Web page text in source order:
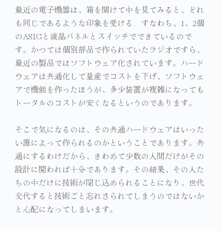
最近の電子機器は、箱を開けて中を見てみると、どれ
も同じであるような印象を受ける．すなわち、1、2個
のASICと液晶パネルとスイッチでできているので
す。かつては個別部品で作られていたラジオですら、
最近の製品ではソフトウェア化されています。ハード
ウェアは共通化して量産でコストを下げ、ソフトウェ
アで機能を作ったほうが、多少装置が複雑になっても
トータルのコストが安くなるというのであります。
そこで気になるのは、その共通ハードウェアはいった
い誰によって作られるのかということであります。共
通にするわけだから、きわめて少数の人間だけがその
設計に関われば十分であります。その結果、その人た
ちの中だけに技術が閉じ込められることになり、世代
交代すると技術ごと忘れさられてしまうのではないか
と心配になってしまいます。